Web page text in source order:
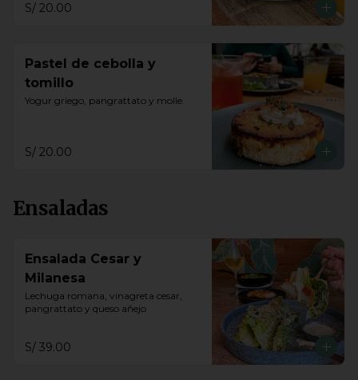
S/ 20.00
Pastel de cebolla y
tomillo
Yogur griego, pangrattato y molle.
S/ 20.00
Ensaladas
Ensalada Cesar y
Milanesa
Lechuga romana, vinagreta cesar,
pangrattato y queso añejo
S/ 39.00